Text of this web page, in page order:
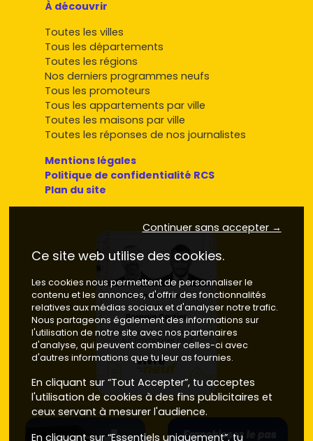
annonces surVivre dans le neuf
qui colle à ton projet.
À découvrir
Toutes les villes
Tous les départements
Toutes les régions
Nos derniers programmes neufs
Tous les promoteurs
Tous les appartements par ville
Toutes les maisons par ville
Toutes les réponses de nos journalistes
Mentions légales
Politique de confidentialité RCS
Plan du site
Continuer sans accepter →
Ce site web utilise des cookies.
Les cookies nous permettent de personnaliser le
contenu et les annonces, d'offrir des fonctionnalités
relatives aux médias sociaux et d'analyser notre trafic.
Nous partageons également des informations sur
l'utilisation de notre site avec nos partenaires
d'analyse, qui peuvent combiner celles-ci avec
d'autres informations que tu leur as fournies.
En cliquant sur “Tout Accepter”, tu acceptes
l'utilisation de cookies à des fins publicitaires et
ceux servant à mesurer l'audience.
En cliquant sur “Essentiels uniquement”, tu